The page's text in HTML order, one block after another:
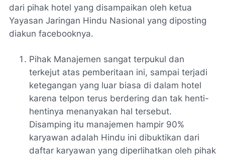
dari pihak hotel yang disampaikan oleh ketua
Yayasan Jaringan Hindu Nasional yang diposting
diakun facebooknya.
Pihak Manajemen sangat terpukul dan
terkejut atas pemberitaan ini, sampai terjadi
ketegangan yang luar biasa di dalam hotel
karena telpon terus berdering dan tak henti-
hentinya menanyakan hal tersebut.
Disamping itu manajemen hampir 90%
karyawan adalah Hindu ini dibuktikan dari
daftar karyawan yang diperlihatkan oleh pihak